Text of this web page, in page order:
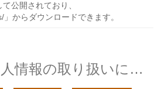
公開されており、
からダウンロードできます。
SOY Inquiryの個人情報の取り扱いについて